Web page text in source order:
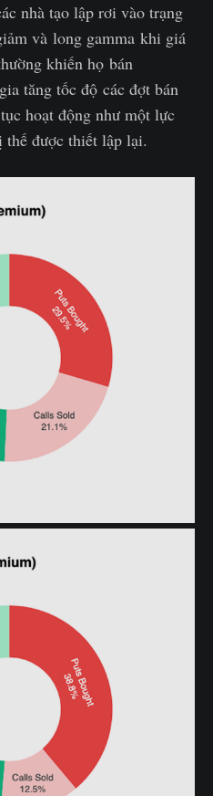
nhà tạo lập rơi vào trạng
và long gamma khi giá
khiến họ bán
tăng tốc độ các đợt bán
hoạt động như một lực
được thiết lập lại.